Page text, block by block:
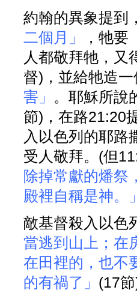
約翰的異象提到
二個月」
，牠要
人都敬拜牠，又
督)，並給牠造
害」 。耶穌所說
節)，在路21:20
入以色列的耶路
受人敬拜。(但
除掉常獻的燔祭
殿裡自稱是神。
敵基督殺入以色
當逃到山上；在
在田裡的，也不
的有禍了」 (17